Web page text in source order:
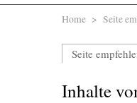
Sie sind
Home > Seite
Seite
Inhalte